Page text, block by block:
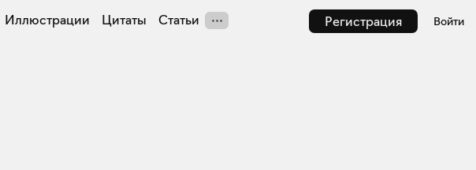
Регистрация Войти
Иллюстрации Цитаты Статьи